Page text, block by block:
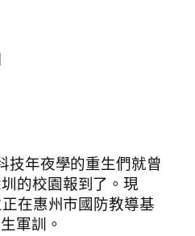
技年夜學的重生們就曾
的校園報到了。現
在惠州市國防教導基
軍訓。